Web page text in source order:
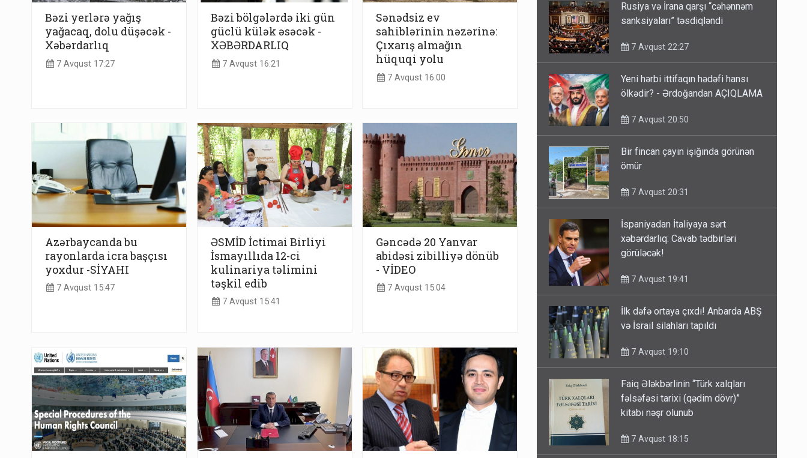
Bəzi yerlərə yağış
yağacaq, dolu düşəcək -
Xəbərdarlıq
7 Avqust 17:27
Bəzi bölgələrdə iki gün
güclü külək əsəcək -
XƏBƏRDARLIQ
7 Avqust 16:21
Sənədsiz ev
sahiblərinin nəzərinə:
Çıxarış almağın
hüquqi yolu
7 Avqust 16:00
Azərbaycanda bu
rayonlarda icra başçısı
yoxdur -SİYAHI
7 Avqust 15:47
ƏSMİD İctimai Birliyi
İsmayıllıda 12-ci
kulinariya təlimini
təşkil edib
7 Avqust 15:41
Gəncədə 20 Yanvar
abidəsi zibilliyə dönüb
- VİDEO
7 Avqust 15:04
Rusiya və İrana qarşı “cəhənnəm
sanksiyaları” təsdiqləndi
7 Avqust 22:27
Yeni hərbi ittifaqın hədəfi hansı
ölkədir? - Ərdoğandan AÇIQLAMA
7 Avqust 20:50
Bir fincan çayın işığında görünən
ömür
7 Avqust 20:31
İspaniyadan İtaliyaya sərt
xəbərdarlıq: Cavab tədbirləri
görüləcək!
7 Avqust 19:41
İlk dəfə ortaya çıxdı! Anbarda ABŞ
və İsrail silahları tapıldı
7 Avqust 19:10
Faiq Ələkbərlinin “Türk xalqları
fəlsəfəsi tarixi (qədim dövr)”
kitabı nəşr olunub
7 Avqust 18:15